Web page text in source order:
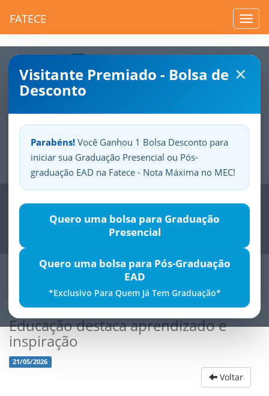
FATECE
×
Visitante Premiado - Bolsa de
Desconto
Parabéns! Você Ganhou 1 Bolsa Desconto para
iniciar sua Graduação Presencial ou Pós-
graduação EAD na Fatece - Nota Máxima no MEC!
Quero uma bolsa para Graduação
Presencial
Quero uma bolsa para Pós-Graduação
EAD
*Exclusivo Para Quem Já Tem Graduação*
SuaFatece.Seuorgulho.
Previous
Terceira noite da XI Semana da
Educação destaca aprendizado e
inspiração
21/05/2026
Voltar